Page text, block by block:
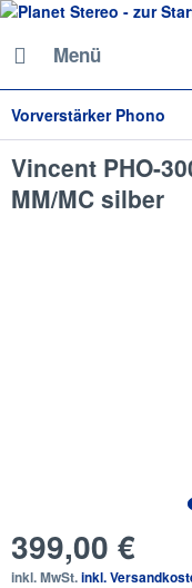
Menü
Vorverstärker Phono
Vincent PHO-
MM/MC silber
399,00 €
inkl. MwSt.inkl.